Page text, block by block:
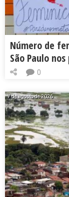
Número de
São Paulo
0
7 de agosto de 2026